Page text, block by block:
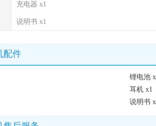
充电器 x1
说明书 x1
配件
锂电池
耳机 x1
说明书